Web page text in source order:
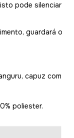
pode silenciar
guardará o
capuz com
poliester.